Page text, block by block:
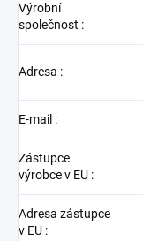
Výrobní
společnost :
Adresa :
E-mail :
Zástupce
výrobce v EU :
Adresa zástupce
v EU :